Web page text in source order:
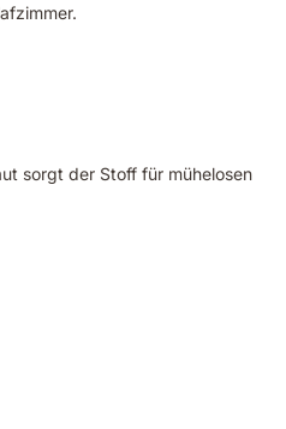
sorgt der Stoff für mühelosen